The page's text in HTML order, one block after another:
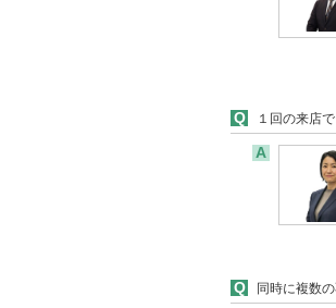
Q １回の来店
A
Q 同時に複数